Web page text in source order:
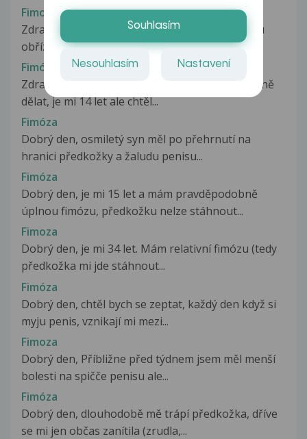
Fimoza
Zdravím,ve 30letech jsem podstoupil častečnou
obřízku kvuli fimoze,teď jse nejspíš...
Fimóza
Zdravím, trpím fimózou a chci s tím něco konečně
dělat, je mi 14 let ale chtěl...
Fimóza
Dobrý den, osmiletý syn měl po přehrnutí na
hranici předkožky a žaludu penisu...
Fimóza
Dobrý den, je mi 15 let a mám pravděpodobně
úplnou fimózu, předkožku nelze stáhnout...
Fimoza
Dobrý den, je mi 34 let. Mám relativní fimózu (tedy
předkožka mi jde stáhnout...
Fimóza
Dobrý den, chtěl bych se zeptat, každý den když si
myju penis, vznikají mi mezi...
Fimoza
Dobrý den, Příbližne před týdnem jsem měl menší
bolesti na spičče penisu ale...
Fimóza
Dobrý den, dlouhodobě mě trápí předkožka, dříve
se mi jen občas zanítila (zrudla,...
Souhlasím
Nesouhlasím Nastavení